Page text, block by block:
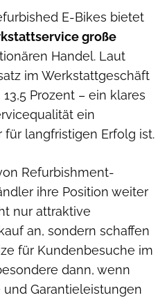
E-Bikes bietet
große
Handel. Laut
im Werkstattgeschäft
Prozent – ein klares
ein
langfristigen Erfolg ist.
Refurbishment-
ihre Position weiter
nur attraktive
an, sondern schaffen
für Kundenbesuche im
dann, wenn
Garantieleistungen